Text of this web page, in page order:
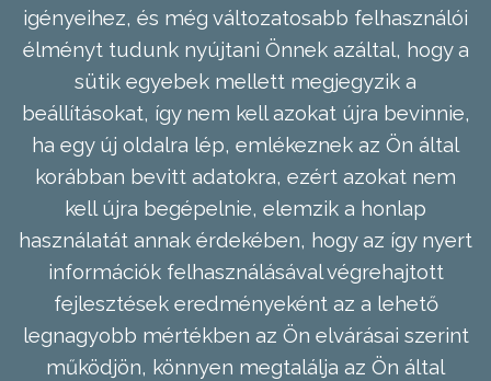
igényeihez, és még változatosabb felhasználói
élményt tudunk nyújtani Önnek azáltal, hogy a
sütik egyebek mellett megjegyzik a
beállításokat, így nem kell azokat újra bevinnie,
ha egy új oldalra lép, emlékeznek az Ön által
korábban bevitt adatokra, ezért azokat nem
kell újra begépelnie, elemzik a honlap
használatát annak érdekében, hogy az így nyert
információk felhasználásával végrehajtott
fejlesztések eredményeként az a lehető
legnagyobb mértékben az Ön elvárásai szerint
működjön, könnyen megtalálja az Ön által